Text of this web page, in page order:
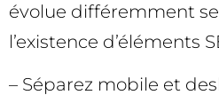
évolue différemment
l’existence d’éléments
– Séparez mobile et